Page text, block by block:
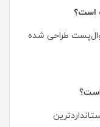
است؟
طراحی شده
است؟